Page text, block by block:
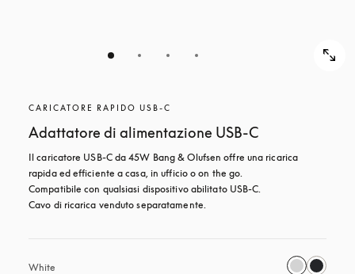
CARICATORE RAPIDO USB-C
Adattatore di alimentazione USB-C
Il caricatore USB-C da 45W Bang & Olufsen offre una ricarica
rapida ed efficiente a casa, in ufficio o on the go.
Compatibile con qualsiasi dispositivo abilitato USB-C.
Cavo di ricarica venduto separatamente.
White